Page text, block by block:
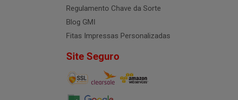
Regulamento Chave da Sorte
Blog GMI
Fitas Impressas Personalizadas
Site Seguro